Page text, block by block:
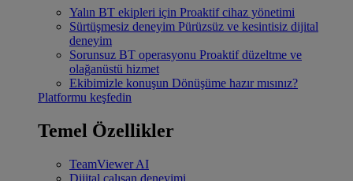
Yalın BT ekipleri için Proaktif cihaz yönetimi
Sürtüşmesiz deneyim Pürüzsüz ve kesintisiz dijital
deneyim
Sorunsuz BT operasyonu Proaktif düzeltme ve
olağanüstü hizmet
Ekibimizle konuşun Dönüşüme hazır mısınız?
Platformu keşfedin
Temel Özellikler
TeamViewer AI